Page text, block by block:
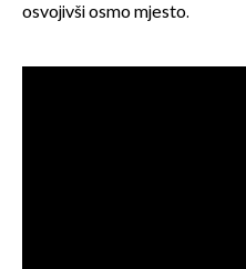
osvojivši osmo mjesto.